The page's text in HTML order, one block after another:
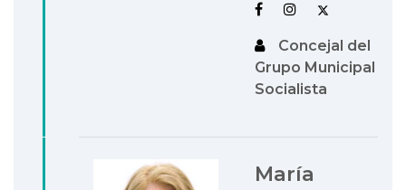
Concejal del
Grupo Municipal
Socialista
María